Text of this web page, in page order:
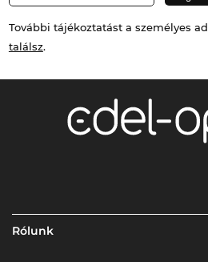
További tájékoztatást a személyes
találsz.
Rólunk